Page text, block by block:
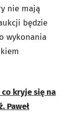
nie mają
będzie
wykonania
kryje się na
Paweł